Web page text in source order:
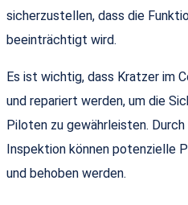
sicherzustellen, dass die
beeinträchtigt wird.
Es ist wichtig, dass Kratzer im
und repariert werden, um die
Piloten zu gewährleisten.
Inspektion können potenzielle
und behoben werden.